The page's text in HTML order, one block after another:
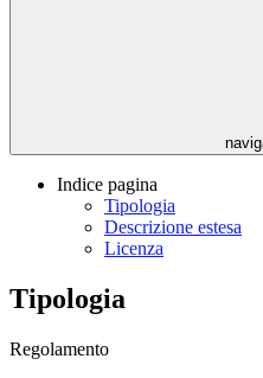
Indice pagina
Tipologia
Descrizione estesa
Licenza
Tipologia
Regolamento